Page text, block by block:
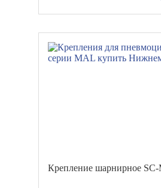
Крепление шарнирное